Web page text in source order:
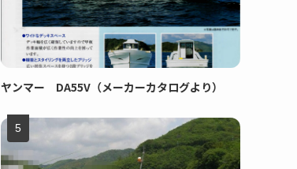
ヤンマー DA55V（メーカーカタログより）